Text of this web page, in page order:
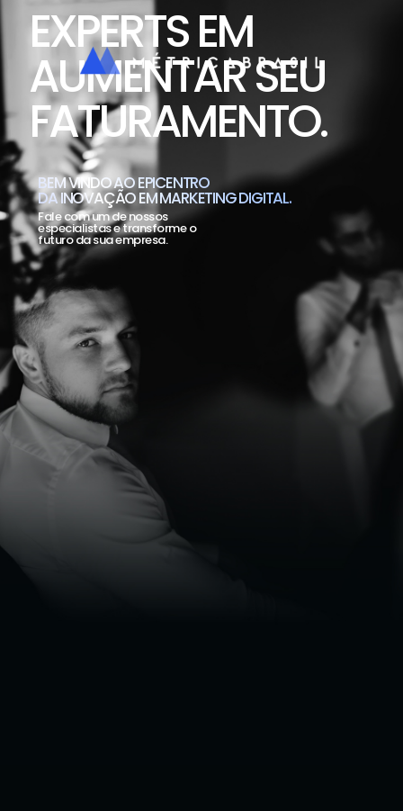
EXPERTS EM
AUMENTAR SEU
FATURAMENTO.
BEM VINDO AO EPICENTRO
DA INOVAÇÃO EM MARKETING DIGITAL.
Fale com um de nossos
especialistas e transforme o
futuro da sua empresa.